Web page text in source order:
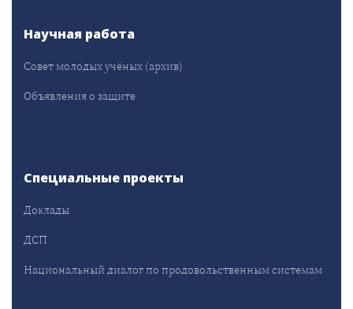
Научная работа
Совет молодых учёных (архив)
Объявления о защите
Специальные проекты
Доклады
ДСП
Национальный диалог по продовольственным системам